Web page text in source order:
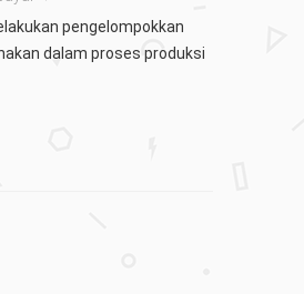
pengelompokkan
dalam proses produksi